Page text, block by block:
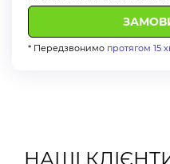
* Передзвонимо протягом 15
НАШІ